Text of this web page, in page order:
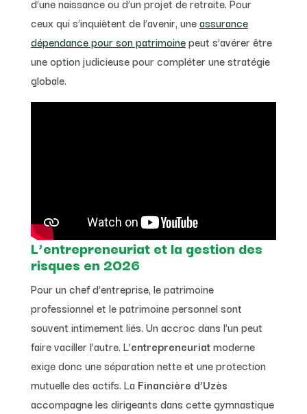
ceux qui s’inquiètent de l’avenir, uneassurance
dépendance pour son patrimoinepeut s’avérer être
une option judicieuse pour compléter une stratégie
globale.
L’entrepreneuriat et la gestion des
risques en 2026
Pour un chef d’entreprise, le patrimoine
professionnel et le patrimoine personnel sont
souvent intimement liés. Un accroc dans l’un peut
faire vaciller l’autre. L’entrepreneuriatmoderne
exige donc une séparation nette et une protection
mutuelle des actifs. La Financière d’Uzès
accompagne les dirigeants dans cette gymnastique